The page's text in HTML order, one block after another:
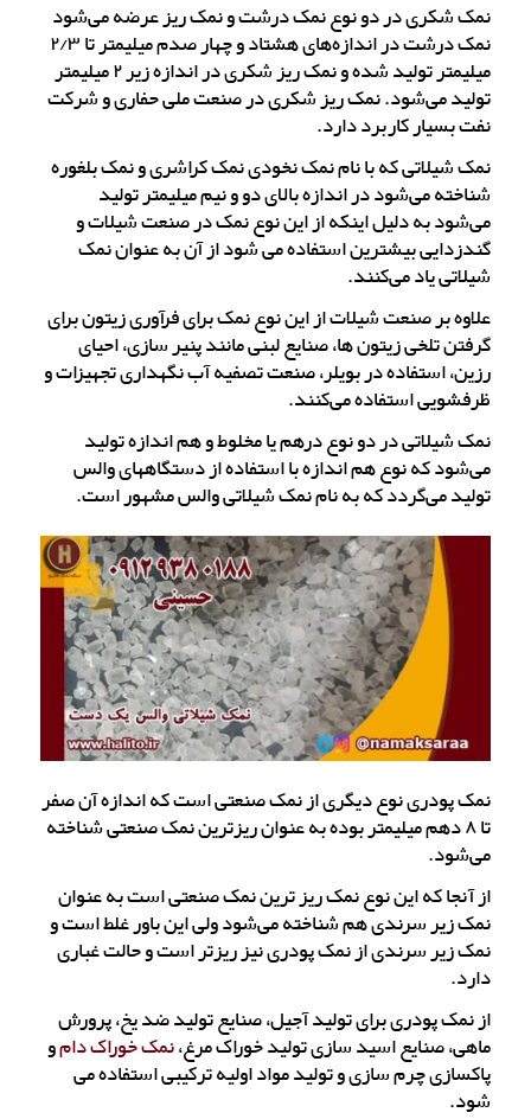
نمک شکری در دو نوع نمک درشت و نمک ریز عرضه می‌شود
نمک درشت در اندازه‌های هشتاد و چهار صدم میلیمتر تا ۲/۳
میلیمتر تولید شده و نمک ریز شکری در اندازه زیر ۲ میلیمتر
تولید می‌شود. نمک ریز شکری در صنعت ملی حفاری و شرکت
نفت بسیار کاربرد دارد.
نمک شیلاتی که با نام نمک نخودی نمک کراشری و نمک بلغوره
شناخته می‌شود در اندازه بالای دو و نیم میلیمتر تولید
می‌شود به دلیل اینکه از این نوع نمک در صنعت شیلات و
گندزدایی بیشترین استفاده می شود از آن به عنوان نمک
شیلاتی یاد می‌کنند.
علاوه بر صنعت شیلات از این نوع نمک برای فرآوری زیتون برای
گرفتن تلخی زیتون ها، صنایع لبنی مانند پنیر سازی، احیای
رزین، استفاده در بویلر، صنعت تصفیه آب نگهداری تجهیزات و
ظرفشویی استفاده می‌کنند.
نمک شیلاتی در دو نوع درهم یا مخلوط و هم اندازه تولید
می‌شود که نوع هم اندازه با استفاده از دستگاههای والس
تولید می‌گردد که به نام نمک شیلاتی والس مشهور است.
نمک پودری نوع دیگری از نمک صنعتی است که اندازه آن صفر
تا ۸ دهم میلیمتر بوده به عنوان ریزترین نمک صنعتی شناخته
می‌شود.
از آنجا که این نوع نمک ریز ترین نمک صنعتی است به عنوان
نمک زیر سرندی هم شناخته می‌شود ولی این باور غلط است و
نمک زیر سرندی از نمک پودری نیز ریزتر است و حالت غباری
دارد.
از نمک پودری برای تولید آجیل، صنایع تولید ضد یخ، پرورش
ماهی، صنایع اسید سازی تولید خوراک مرغ،نمک خوراک دامو
پاکسازی چرم سازی و تولید مواد اولیه ترکیبی استفاده می
شود.